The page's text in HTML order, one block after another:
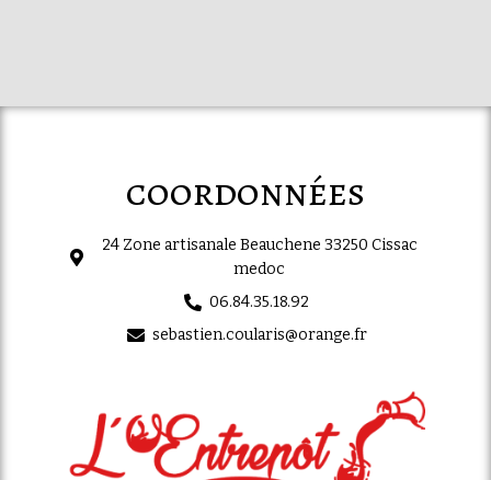
coordonnées
24 Zone artisanale Beauchene 33250 Cissac
medoc
06.84.35.18.92
sebastien.coularis@orange.fr